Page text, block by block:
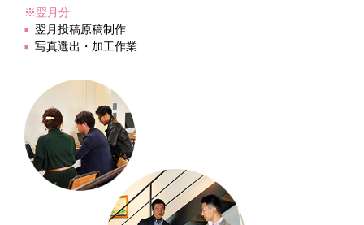
※翌月分
翌月投稿原稿制作
写真選出・加工作業